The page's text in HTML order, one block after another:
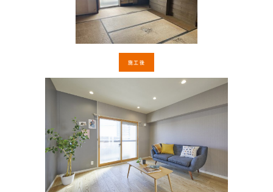
施工後